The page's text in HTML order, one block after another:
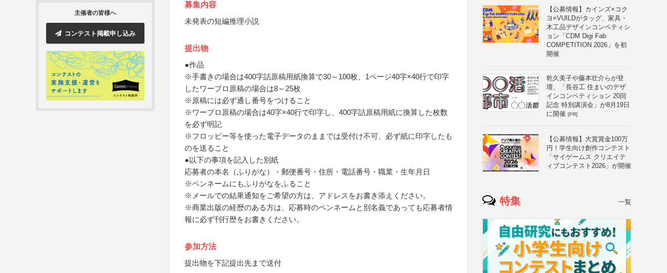
主催者の皆様へ
コンテスト掲載申し込み
募集内容
未発表の短編推理小説
提出物
●作品
※手書きの場合は400字詰原稿用紙換算で30～100枚、1ページ40字×40行で印字
したワープロ原稿の場合は8～25枚
※原稿には必ず通し番号をつけること
※ワープロ原稿の場合は40字×40行で印字し、400字詰原稿用紙に換算した枚数
を必ず明記
※フロッピー等を使った電子データのままでは受付け不可、必ず紙に印字したも
のを送ること
●以下の事項を記入した別紙
応募者の本名（ふりがな）・郵便番号・住所・電話番号・職業・生年月日
※ペンネームにもふりがなをふること
※メールでの結果通知をご希望の方は、アドレスをお書き添えください。
※商業出版の経歴のある方は、応募時のペンネームと別名義であっても応募者情
報に必ず刊行歴をお書きください。
参加方法
提出物を下記提出先まで送付
【公募情報】カインズ×コク
ヨ×VUILDがタッグ、家具・
木工品デザインコンペティシ
ョン「CDM Digi Fab
COMPETITION 2026」を初
開催
乾久美子や藤本壮介らが登
壇、「長谷工 住まいのデザ
インコンペティション 20回
記念 特別講演会」が8月19日
に開催 [PR]
【公募情報】大賞賞金100万
円！学生向け創作コンテスト
「サイゲームス クリエイテ
ィブコンテスト2026」が開催
特集 一覧